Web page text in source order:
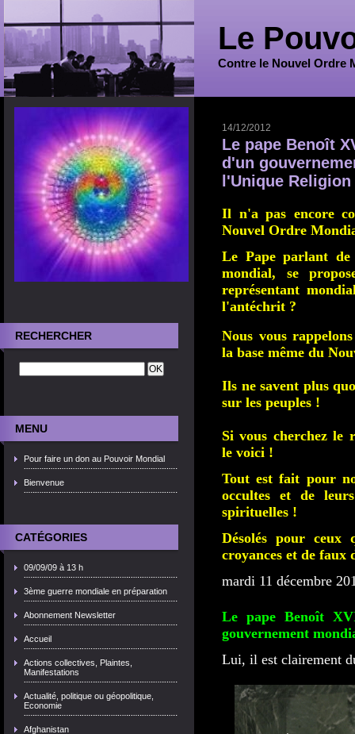
Le
Contre le Nouvel Ordre
RECHERCHER
MENU
Pour faire un don au Pouvoir Mondial
Bienvenue
CATÉGORIES
09/09/09 à 13 h
3ème guerre mondiale en préparation
Abonnement Newsletter
Accueil
Actions collectives, Plaintes,
Manifestations
Actualité, politique ou géopolitique,
Economie
Afghanistan
14/12/2012
Le pape Benoît
d'un
l'Unique
Il n'a pas encore
Nouvel Ordre
Le Pape parlant
mondial, se
représentant
l'antéchrit ?
Nous vous
la base même du
Ils ne savent plus
sur les peuples !
Si vous cherchez le
le voici !
Tout est fait pour
occultes et de
spirituelles !
Désolés pour ceux
croyances et de faux
mardi 11 décembre
Le pape Benoît
gouvernement
Lui, il est clairement